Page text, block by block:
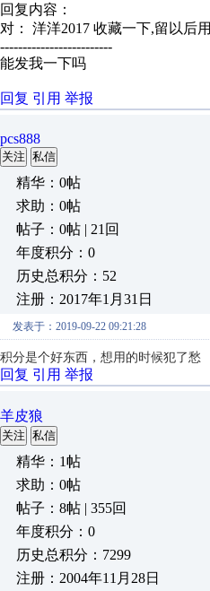
回复内容：
对： 洋洋2017 收藏一下,留以后用
-------------------------
能发我一下吗
回复 引用 举报
pcs888
关注 私信
精华：0帖
求助：0帖
帖子：0帖 | 21回
年度积分：0
历史总积分：52
注册：2017年1月31日
发表于：2019-09-22 09:21:28
积分是个好东西，想用的时候犯了愁
回复 引用 举报
羊皮狼
关注 私信
精华：1帖
求助：0帖
帖子：8帖 | 355回
年度积分：0
历史总积分：7299
注册：2004年11月28日